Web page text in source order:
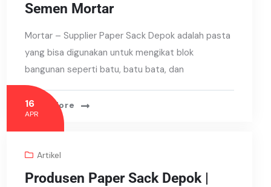
Semen Mortar
Mortar – Supplier Paper Sack Depok adalah pasta
yang bisa digunakan untuk mengikat blok
bangunan seperti batu, batu bata, dan
Read More
16
APR
Artikel
Produsen Paper Sack Depok |